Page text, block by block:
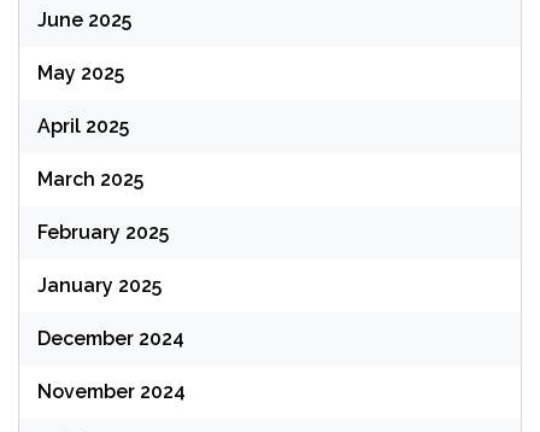
June 2025
May 2025
April 2025
March 2025
February 2025
January 2025
December 2024
November 2024